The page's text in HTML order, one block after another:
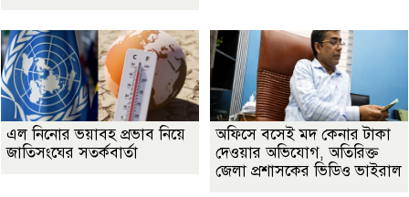
এল নিনোর ভয়াবহ প্রভাব নিয়ে
জাতিসংঘের সতর্কবার্তা
অফিসে বসেই মদ কেনার টাকা
দেওয়ার অভিযোগ, অতিরিক্ত
জেলা প্রশাসকের ভিডিও ভাইরাল